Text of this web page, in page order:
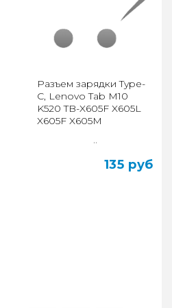
Разъем зарядки Type-
C, Lenovo Tab M10
K520 TB-X605F X605L
X605F X605M
..
135 руб